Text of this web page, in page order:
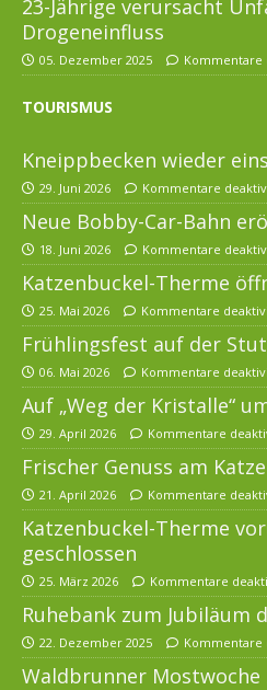
23-Jährige verursacht
Drogeneinfluss
05. Dezember 2025
TOURISMUS
Kneippbecken wieder
29. Juni 2026 Kommentare
Neue Bobby-Car-Bahn
18. Juni 2026 Kommentare
Katzenbuckel-Therme
25. Mai 2026 Kommentare
Frühlingsfest auf der
06. Mai 2026 Kommentare
Auf „Weg der Kristalle“
29. April 2026 Kommentare
Frischer Genuss am
21. April 2026 Kommentare
Katzenbuckel-Therme
geschlossen
25. März 2026 Kommentare
Ruhebank zum Jubiläum
22. Dezember 2025
Waldbrunner Mostwoche